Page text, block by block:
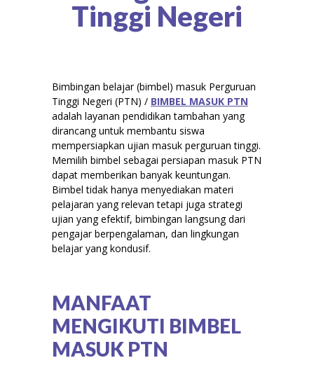
Tinggi Negeri
Bimbingan belajar (bimbel) masuk Perguruan
Tinggi Negeri (PTN) / BIMBEL MASUK PTN
adalah layanan pendidikan tambahan yang
dirancang untuk membantu siswa
mempersiapkan ujian masuk perguruan tinggi.
Memilih bimbel sebagai persiapan masuk PTN
dapat memberikan banyak keuntungan.
Bimbel tidak hanya menyediakan materi
pelajaran yang relevan tetapi juga strategi
ujian yang efektif, bimbingan langsung dari
pengajar berpengalaman, dan lingkungan
belajar yang kondusif.
MANFAAT
MENGIKUTI BIMBEL
MASUK PTN